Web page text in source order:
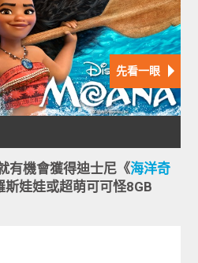
有機會獲得迪士尼《海洋奇
斯娃娃或超萌可可怪8GB